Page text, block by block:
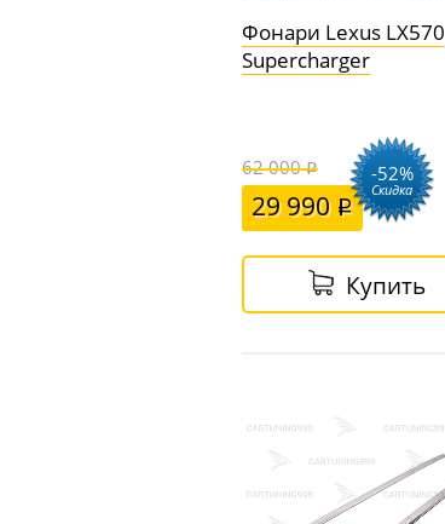
Фонари Lexus LX570
Supercharger
62 000
29 990
-52%
Скидка
Купить